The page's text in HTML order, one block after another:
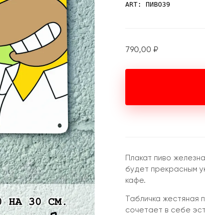
ART: ПИВО39
790,00 ₽
Плакат пиво
будет прекрасным
кафе.
Табличка жестяная
сочетает в себе